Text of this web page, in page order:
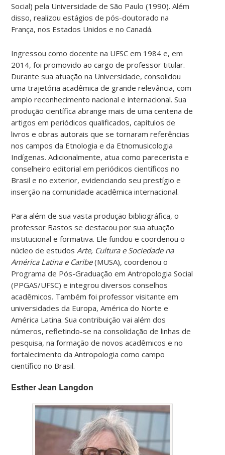
Social) pela Universidade de São Paulo (1990). Além
disso, realizou estágios de pós-doutorado na
França, nos Estados Unidos e no Canadá.
Ingressou como docente na UFSC em 1984 e, em
2014, foi promovido ao cargo de professor titular.
Durante sua atuação na Universidade, consolidou
uma trajetória acadêmica de grande relevância, com
amplo reconhecimento nacional e internacional. Sua
produção científica abrange mais de uma centena de
artigos em periódicos qualificados, capítulos de
livros e obras autorais que se tornaram referências
nos campos da Etnologia e da Etnomusicologia
Indígenas. Adicionalmente, atua como parecerista e
conselheiro editorial em periódicos científicos no
Brasil e no exterior, evidenciando seu prestígio e
inserção na comunidade acadêmica internacional.
Para além de sua vasta produção bibliográfica, o
professor Bastos se destacou por sua atuação
institucional e formativa. Ele fundou e coordenou o
núcleo de estudos Arte, Cultura e Sociedade na
América Latina e Caribe(MUSA), coordenou o
Programa de Pós-Graduação em Antropologia Social
(PPGAS/UFSC) e integrou diversos conselhos
acadêmicos. Também foi professor visitante em
universidades da Europa, América do Norte e
América Latina. Sua contribuição vai além dos
números, refletindo-se na consolidação de linhas de
pesquisa, na formação de novos acadêmicos e no
fortalecimento da Antropologia como campo
científico no Brasil.
Esther Jean Langdon